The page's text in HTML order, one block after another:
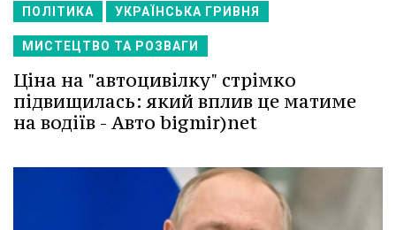
ПОЛІТИКА УКРАЇНСЬКА ГРИВНЯ
МИСТЕЦТВО ТА РОЗВАГИ
Ціна на "автоцивілку" стрімко
підвищилась: який вплив це матиме
на водіїв - Авто bigmir)net